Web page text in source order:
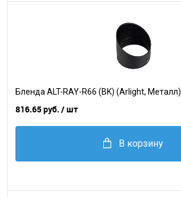
Бленда ALT-RAY-R66 (BK) (Arlight, Металл)
816.65 руб. / шт
В корзину